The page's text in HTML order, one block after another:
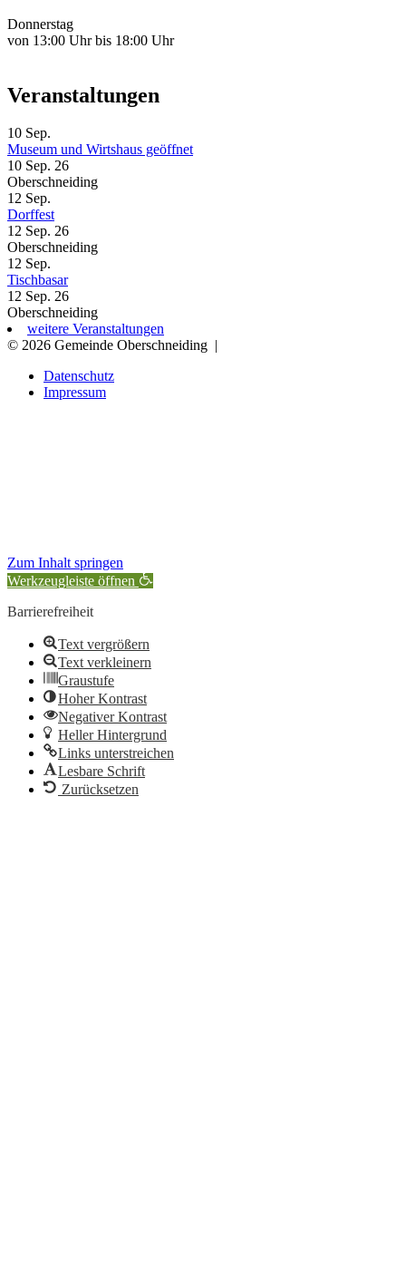
Donnerstag
von 13:00 Uhr bis 18:00 Uhr
Veranstaltungen
10 Sep.
Museum und Wirtshaus geöffnet
10 Sep. 26
Oberschneiding
12 Sep.
Dorffest
12 Sep. 26
Oberschneiding
12 Sep.
Tischbasar
12 Sep. 26
Oberschneiding
weitere Veranstaltungen
© 2026 Gemeinde Oberschneiding |
Datenschutz
Impressum
Zum Inhalt springen
Werkzeugleiste öffnen
Barrierefreiheit
Text vergrößern
Text verkleinern
Graustufe
Hoher Kontrast
Negativer Kontrast
Heller Hintergrund
Links unterstreichen
Lesbare Schrift
Zurücksetzen